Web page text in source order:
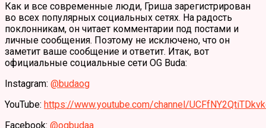
Как и все современные люди, Гриша зарегистрирован
во всех популярных социальных сетях. На радость
поклонникам, он читает комментарии под постами и
личные сообщения. Поэтому не исключено, что он
заметит ваше сообщение и ответит. Итак, вот
официальные социальные сети OG Buda:
Instagram: @budaog
YouTube: https://www.youtube.com/channel/
Facebook: @ogbudaa